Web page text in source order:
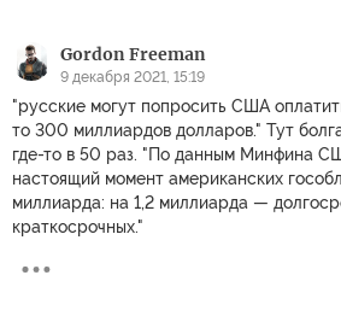
Gordon Freeman
9 декабря 2021, 15:19
"русские могут попросить США
то 300 миллиардов долларов." Тут
где-то в 50 раз. "По данным Минфина
настоящий момент американских
миллиарда: на 1,2 миллиарда —
краткосрочных."